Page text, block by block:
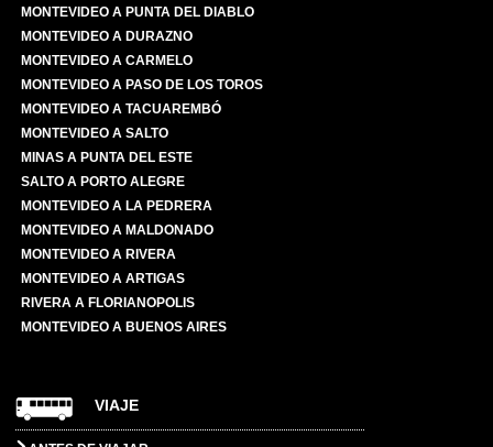
MONTEVIDEO A PUNTA DEL DIABLO
MONTEVIDEO A DURAZNO
MONTEVIDEO A CARMELO
MONTEVIDEO A PASO DE LOS TOROS
MONTEVIDEO A TACUAREMBÓ
MONTEVIDEO A SALTO
MINAS A PUNTA DEL ESTE
SALTO A PORTO ALEGRE
MONTEVIDEO A LA PEDRERA
MONTEVIDEO A MALDONADO
MONTEVIDEO A RIVERA
MONTEVIDEO A ARTIGAS
RIVERA A FLORIANOPOLIS
MONTEVIDEO A BUENOS AIRES
VIAJE